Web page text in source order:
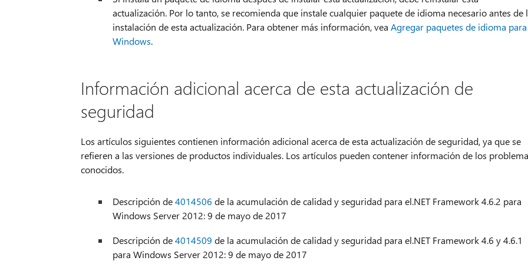
actualización. Por lo tanto, se recomienda que instale cualquier paquete de idioma necesario antes de
instalación de esta actualización. Para obtener más información, vea Agregar paquetes de idioma para
Windows.
Información adicional acerca de esta actualización de
seguridad
Los artículos siguientes contienen información adicional acerca de esta actualización de seguridad, ya que se
refieren a las versiones de productos individuales. Los artículos pueden contener información de los
conocidos.
Descripción de4014506 de la acumulación de calidad y seguridad para el.NET Framework 4.6.2 para
Windows Server 2012: 9 de mayo de 2017
Descripción de4014509 de la acumulación de calidad y seguridad para el.NET Framework 4.6 y 4.6.1
para Windows Server 2012: 9 de mayo de 2017